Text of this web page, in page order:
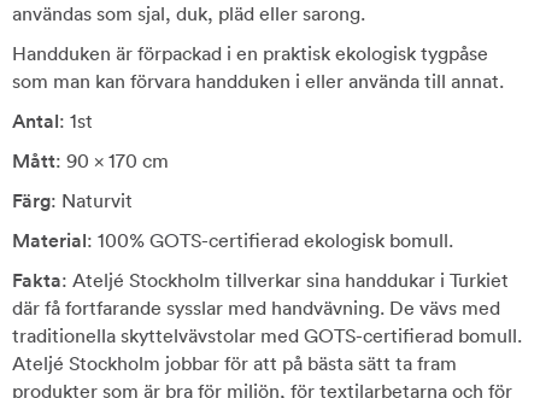
användas som sjal, duk, pläd eller sarong.
Handduken är förpackad i en praktisk ekologisk tygpåse
som man kan förvara handduken i eller använda till annat.
Antal: 1st
Mått: 90 x 170 cm
Färg: Naturvit
Material: 100% GOTS-certifierad ekologisk bomull.
Fakta: Ateljé Stockholm tillverkar sina handdukar i Turkiet
där få fortfarande sysslar med handvävning. De vävs med
traditionella skyttelvävstolar med GOTS-certifierad bomull.
Ateljé Stockholm jobbar för att på bästa sätt ta fram
produkter som är bra för miljön, för textilarbetarna och för